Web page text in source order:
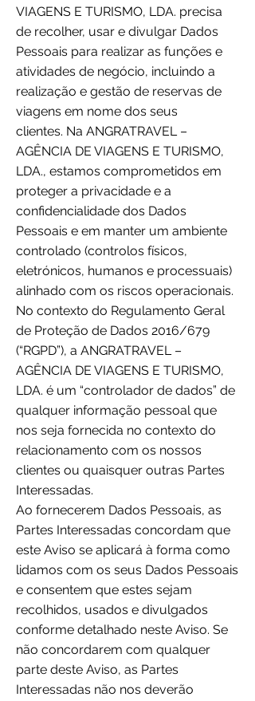
VIAGENS E TURISMO, LDA. precisa
de recolher, usar e divulgar Dados
Pessoais para realizar as funções e
atividades de negócio, incluindo a
realização e gestão de reservas de
viagens em nome dos seus
clientes. Na ANGRATRAVEL –
AGÊNCIA DE VIAGENS E TURISMO,
LDA., estamos comprometidos em
proteger a privacidade e a
confidencialidade dos Dados
Pessoais e em manter um ambiente
controlado (controlos físicos,
eletrónicos, humanos e processuais)
alinhado com os riscos operacionais.
No contexto do Regulamento Geral
de Proteção de Dados 2016/679
(“RGPD”), a ANGRATRAVEL –
AGÊNCIA DE VIAGENS E TURISMO,
LDA. é um “controlador de dados” de
qualquer informação pessoal que
nos seja fornecida no contexto do
relacionamento com os nossos
clientes ou quaisquer outras Partes
Interessadas.
Ao fornecerem Dados Pessoais, as
Partes Interessadas concordam que
este Aviso se aplicará à forma como
lidamos com os seus Dados Pessoais
e consentem que estes sejam
recolhidos, usados e divulgados
conforme detalhado neste Aviso. Se
não concordarem com qualquer
parte deste Aviso, as Partes
Interessadas não nos deverão